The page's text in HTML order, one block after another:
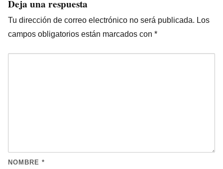
Deja una respuesta
Tu dirección de correo electrónico no será publicada. Los
campos obligatorios están marcados con *
NOMBRE *